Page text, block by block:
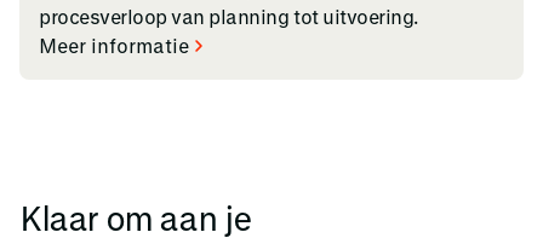
procesverloop van planning tot uitvoering.
Meer informatie
Klaar om aan je